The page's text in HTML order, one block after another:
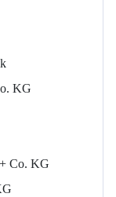
KG
Co. KG